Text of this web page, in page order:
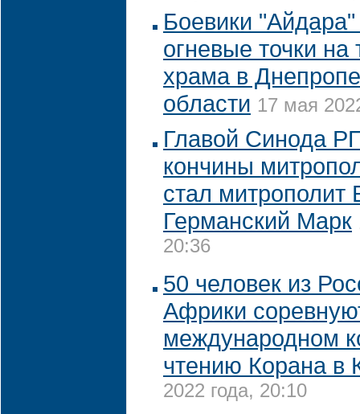
Боевики
огневые точки на
храма в
области 17 мая
Главой Синода
кончины
стал митрополит
Германский Марк
20:36
50 человек из
Африки
международном
чтению Корана в
2022 года, 20:10